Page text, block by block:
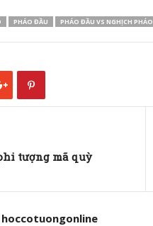
PHÁO ĐẦU PHÁO ĐẦU VS NGHỊCH PHÁO
tượng mã quỳ
hoccotuongonline